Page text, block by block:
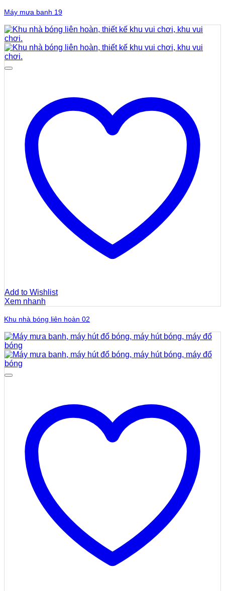
Máy mưa banh 19
Add to Wishlist
Xem nhanh
Khu nhà bóng liên hoàn 02